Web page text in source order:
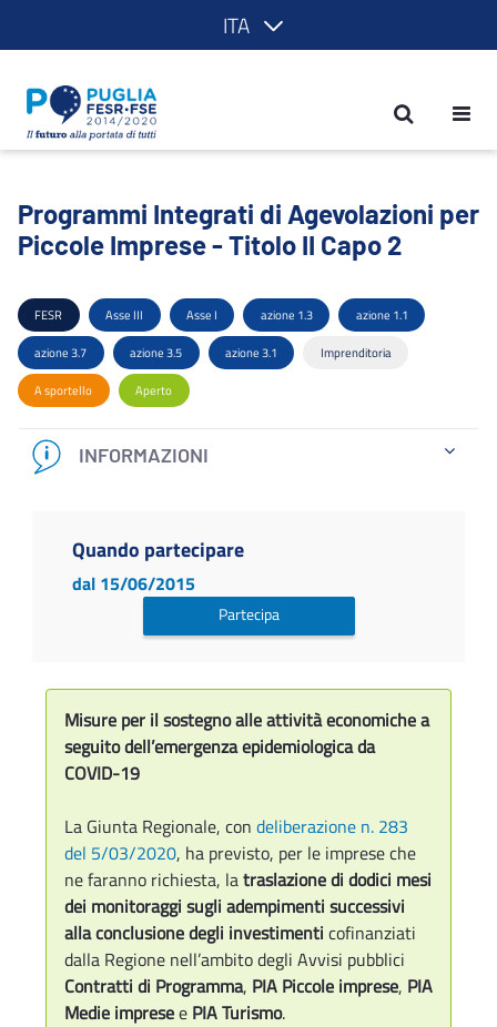
ITA
Programmi Integrati di Agevolazioni
Programmi Integrati di Agevolazioni per
Piccole Imprese - Titolo II Capo 2
FESR Asse III Asse I azione 1.3 azione 1.1
azione 3.7 azione 3.5 azione 3.1 Imprenditoria
A sportello Aperto
INFORMAZIONI
Quando partecipare
dal 15/06/2015
Partecipa
Misure per il sostegno alle attività economiche a
seguito dell’emergenza epidemiologica da
COVID-19
La Giunta Regionale, con deliberazione n. 283
del 5/03/2020, ha previsto, per le imprese che
ne faranno richiesta, latraslazione di dodici mesi
dei monitoraggi sugli adempimenti successivi
alla conclusione degli investimenti cofinanziati
dalla Regione nell’ambito degli Avvisi pubblici
Contratti di Programma, PIA Piccole imprese, PIA
Medie impresee PIA Turismo.